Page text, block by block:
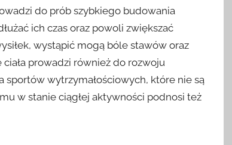
do prób szybkiego budowania
ich czas oraz powoli zwiększać
wystąpić mogą bóle stawów oraz
prowadzi również do rozwoju
sportów wytrzymałościowych, które nie są
w stanie ciągłej aktywności podnosi też